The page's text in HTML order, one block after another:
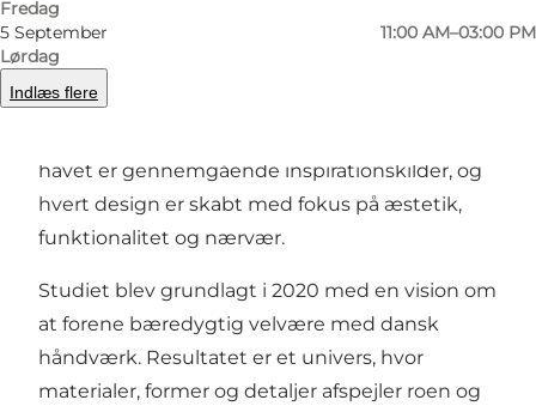
Fredag
5 September
Lørdag
11:00 AM–03:00 PM
Indlæs flere
havet
Christina Iversen Studio skaber håndlavet
porcelæn og smykker med afsæt i den
havet er gennemgående inspirationskilder, og
hvert design er skabt med fokus på æstetik,
funktionalitet og nærvær.
Studiet blev grundlagt i 2020 med en vision om
at forene bæredygtig velvære med dansk
håndværk. Resultatet er et univers, hvor
materialer, former og detaljer afspejler roen og